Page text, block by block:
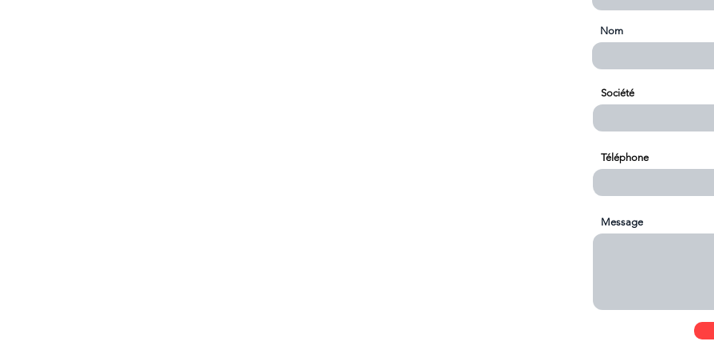
Nom
Société
Téléphone
Message